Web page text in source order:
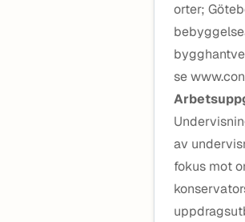
orter;
se
av
fokus mot